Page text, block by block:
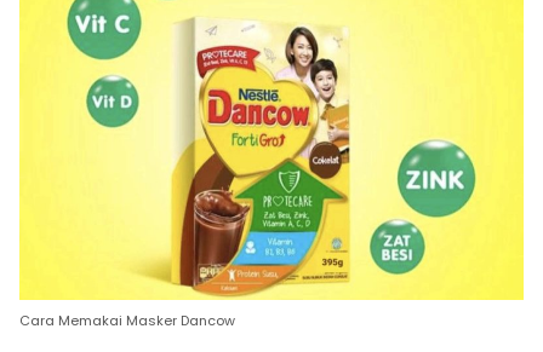
Cara Memakai Masker Dancow